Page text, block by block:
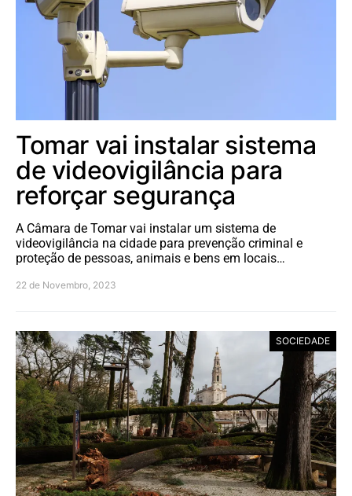
Tomar vai instalar sistema
de videovigilância para
reforçar segurança
A Câmara de Tomar vai instalar um sistema de
videovigilância na cidade para prevenção criminal e
proteção de pessoas, animais e bens em locais…
22 de Novembro, 2023
SOCIEDADE